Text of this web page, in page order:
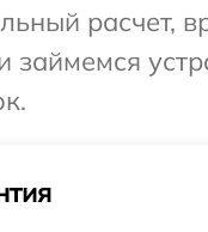
расчет,
займемся